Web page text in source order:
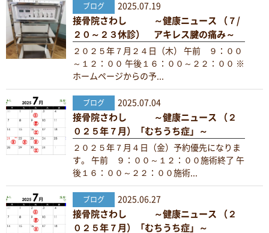
ブログ 2025.07.19
接骨院さわし ～健康ニュース （７/
２０～２３休診） アキレス腱の痛み～
２０２５年７月２４日（木） 午前 ９：００
～１２：００ 午後１６：００～２２：００ ※
ホームページからの予...
ブログ 2025.07.04
接骨院さわし ～健康ニュース （２
０２５年７月）「むちうち症」～
２０２５年７月４日（金）予約優先になりま
す。 午前 ９：００～１２：００施術終了 午
後１６：００～２２：００施術...
ブログ 2025.06.27
接骨院さわし ～健康ニュース （２
０２５年７月）「むちうち症」～